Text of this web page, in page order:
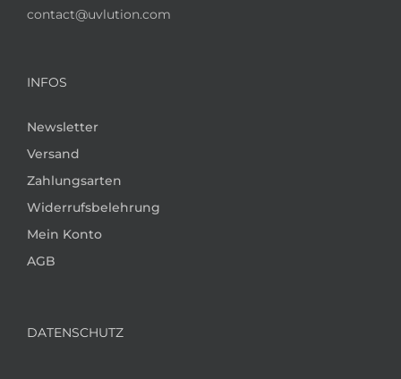
contact@uvlution.com
INFOS
Newsletter
Versand
Zahlungsarten
Widerrufsbelehrung
Mein Konto
AGB
DATENSCHUTZ